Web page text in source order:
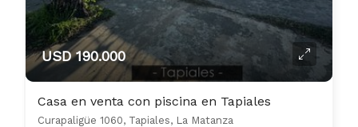
USD 190.000
Casa en venta con piscina en Tapiales
Curapaligüe 1060, Tapiales, La Matanza